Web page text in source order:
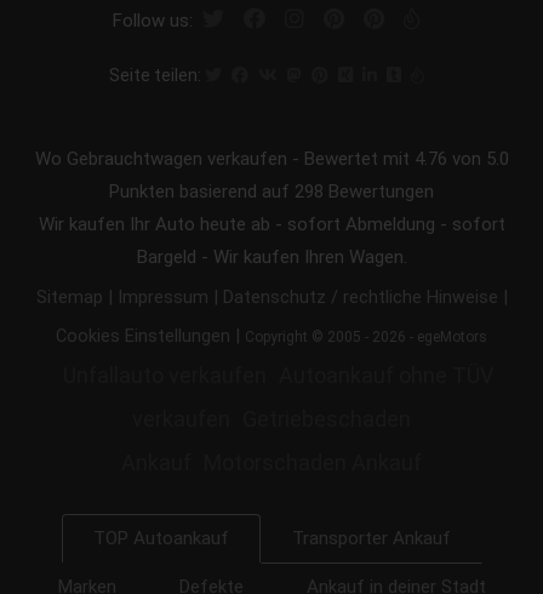
Follow us:
Seite teilen:
Wo Gebrauchtwagen verkaufen - Bewertet mit 4.76 von 5.0
Punkten basierend auf 298 Bewertungen
Wir kaufen Ihr Auto heute ab - sofort Abmeldung - sofort
Bargeld - Wir kaufen Ihren Wagen.
Sitemap | Impressum | Datenschutz / rechtliche Hinweise |
Cookies Einstellungen | Copyright © 2005 - 2026 - egeMotors
TOP Autoankauf Transporter Ankauf
Marken Defekte Ankauf in deiner Stadt